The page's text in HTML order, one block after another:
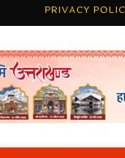
PRIVACY